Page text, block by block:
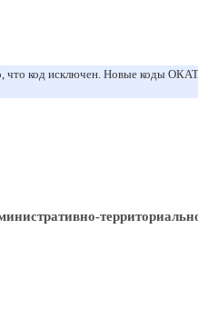
что код исключен. Новые коды